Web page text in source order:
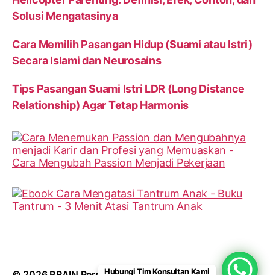
Solusi Mengatasinya
Cara Memilih Pasangan Hidup (Suami atau Istri)
Secara Islami dan Neurosains
Tips Pasangan Suami Istri LDR (Long Distance
Relationship) Agar Tetap Harmonis
Hubungi Tim Konsultan Kami